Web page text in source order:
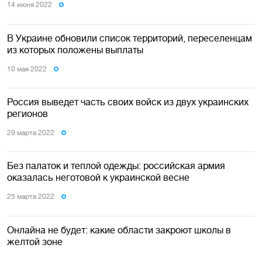
14 июня 2022
В Украине обновили список территорий, переселенцам
из которых положены выплаты
10 мая 2022
Россия выведет часть своих войск из двух украинских
регионов
29 марта 2022
Без палаток и теплой одежды: российская армия
оказалась неготовой к украинской весне
25 марта 2022
Онлайна не будет: какие области закроют школы в
желтой зоне